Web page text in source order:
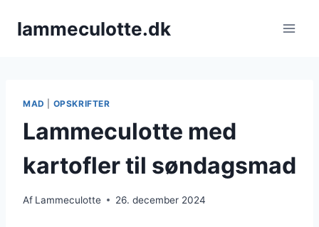
lammeculotte.dk
MAD OPSKRIFTER
Lammeculotte med
kartofler til søndagsmad
Af Lammeculotte 26. december 2024